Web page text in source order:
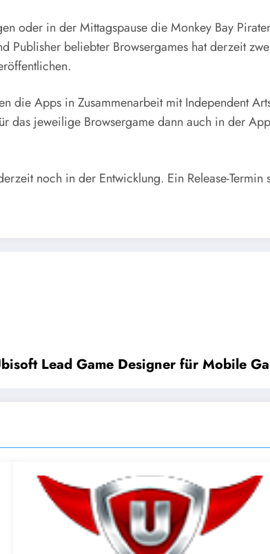
oder in der Mittagspause die Monkey Bay
Publisher beliebter Browsergames hat derzeit
die Apps in Zusammenarbeit mit Independent
das jeweilige Browsergame dann auch in der
noch in der Entwicklung. Ein Release-Termin
Lead Game Designer für Mobile